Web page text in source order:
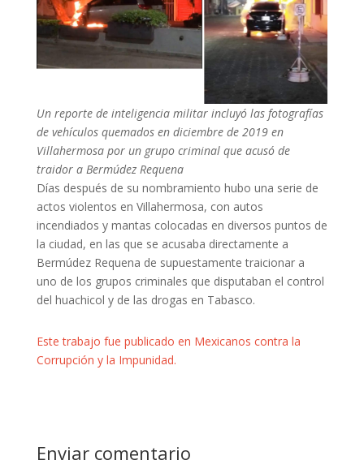
Un reporte de inteligencia militar incluyó las fotografías
de vehículos quemados en diciembre de 2019 en
Villahermosa por un grupo criminal que acusó de
traidor a Bermúdez Requena
Días después de su nombramiento hubo una serie de
actos violentos en Villahermosa, con autos
incendiados y mantas colocadas en diversos puntos de
la ciudad, en las que se acusaba directamente a
Bermúdez Requena de supuestamente traicionar a
uno de los grupos criminales que disputaban el control
del huachicol y de las drogas en Tabasco.
Este trabajo fue publicado en Mexicanos contra la
Corrupción y la Impunidad.
Enviar comentario